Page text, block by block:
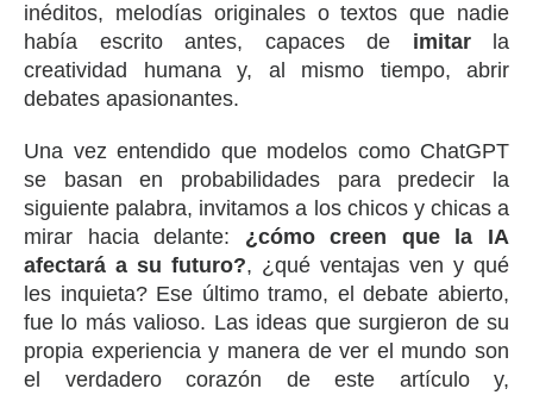
inéditos, melodías originales o textos que nadie
había escrito antes, capaces de imitarla
creatividad humana y, al mismo tiempo, abrir
debates apasionantes.
Una vez entendido que modelos como ChatGPT
se basan en probabilidades para predecir la
siguiente palabra, invitamos a los chicos y chicas a
mirar hacia delante: ¿cómo creen que la IA
afectará a su futuro?, ¿qué ventajas ven y qué
les inquieta? Ese último tramo, el debate abierto,
fue lo más valioso. Las ideas que surgieron de su
propia experiencia y manera de ver el mundo son
el verdadero corazón de este artículo y,